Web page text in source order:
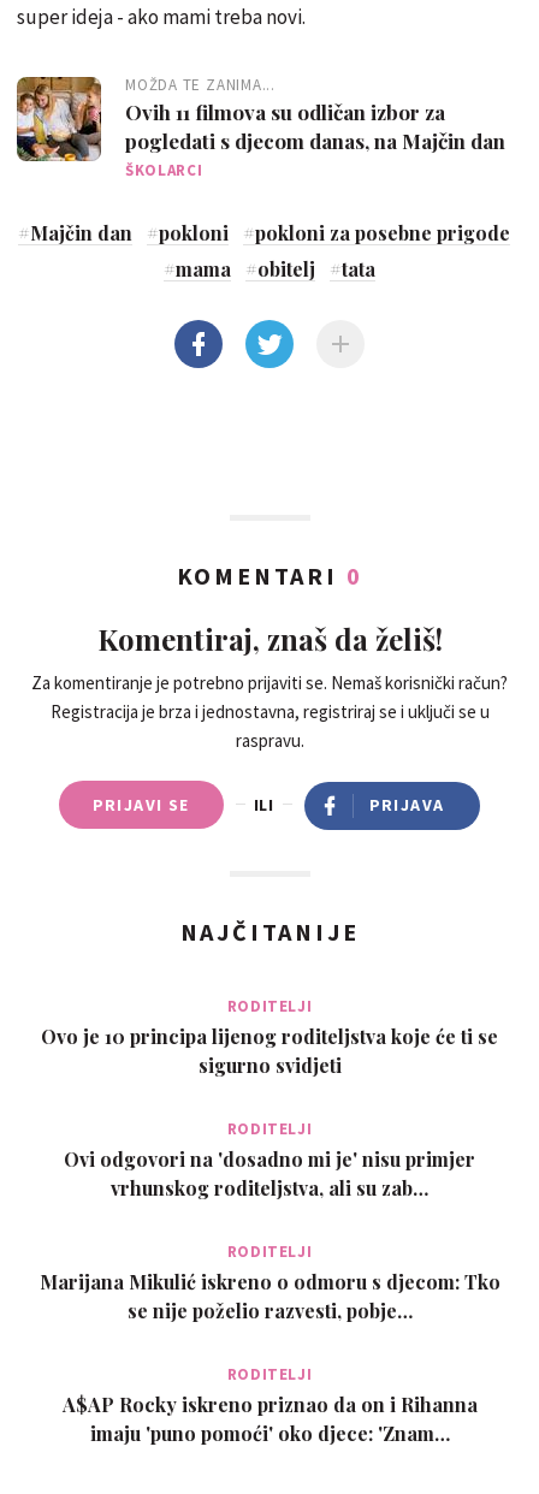
super ideja - ako mami treba novi.
MOŽDA TE ZANIMA...
Ovih 11 filmova su odličan izbor za
pogledati s djecom danas, na Majčin dan
ŠKOLARCI
#Majčin dan #pokloni #pokloni za posebne prigode
#mama #obitelj #tata
KOMENTARI 0
Komentiraj, znaš da želiš!
Za komentiranje je potrebno prijaviti se. Nemaš korisnički račun?
Registracija je brza i jednostavna, registriraj se i uključi se u
raspravu.
PRIJAVI SE ILI PRIJAVA
NAJČITANIJE
RODITELJI
Ovo je 10 principa lijenog roditeljstva koje će ti se
sigurno svidjeti
RODITELJI
Ovi odgovori na 'dosadno mi je' nisu primjer
vrhunskog roditeljstva, ali su zab…
RODITELJI
Marijana Mikulić iskreno o odmoru s djecom: Tko
se nije poželio razvesti, pobje…
RODITELJI
A$AP Rocky iskreno priznao da on i Rihanna
imaju 'puno pomoći' oko djece: 'Znam…